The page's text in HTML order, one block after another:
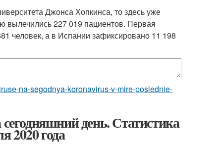
Джонса Хопкинса, то здесь уже
вылечились 227 019 пациентов. Первая
человек, а в Испании зафиксировано 11 198
na-segodnya-koronavirus-v-mire-poslednie-
день. Статистика
2020 года